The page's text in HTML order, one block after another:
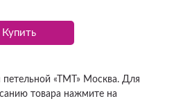
Купить
«ТМТ» Москва. Для
товара нажмите на